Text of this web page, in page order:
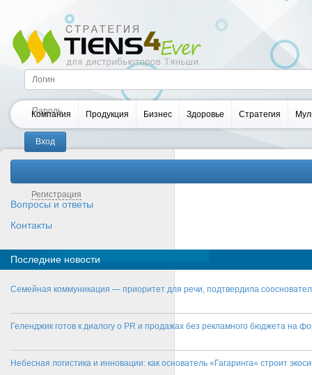
Регистрация
Компания Продукция Бизнес Здоровье Стратегия
Вопросы и ответы
Контакты
Последние новости
Семейная коммуникация — приоритет для речи, подтвердила
Геленджик готов к диалогу о PR и продажах без рекламного бюджета на
Небесная логистика и инновации: как основатель «Гагаринга» строит